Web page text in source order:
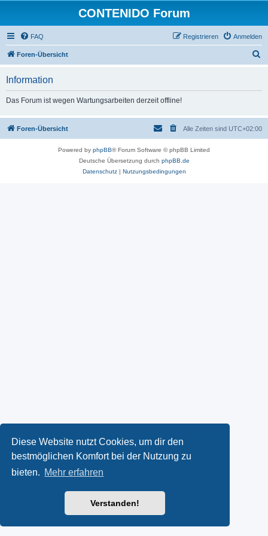
Diese Website nutzt Cookies, um dir den
bestmöglichen Komfort bei der Nutzung zu
bieten. Mehr erfahren
Verstanden!
CONTENIDO Forum
FAQ Anmelden
Registrieren
Foren-Übersicht
Information
Das Forum ist wegen Wartungsarbeiten derzeit offline!
Foren-Übersicht Alle Zeiten sind UTC+02:00
Powered by phpBB® Forum Software © phpBB Limited
Deutsche Übersetzung durch phpBB.de
Datenschutz| Nutzungsbedingungen